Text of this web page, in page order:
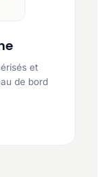
et
de bord